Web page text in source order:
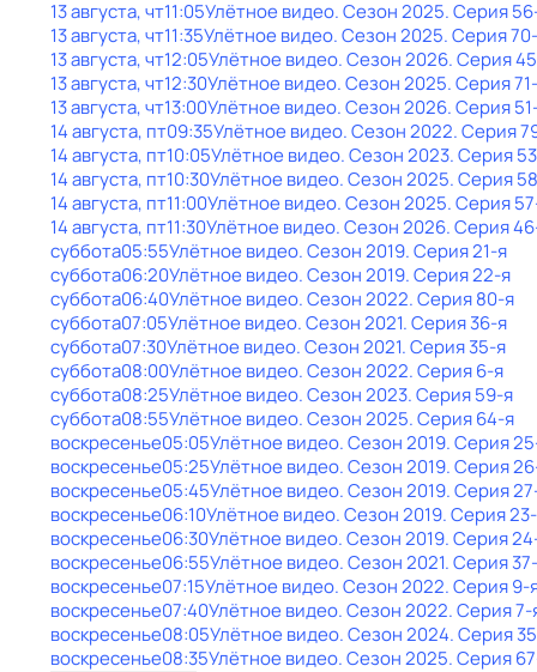
13 августа, чт11:05Улётное видео. Сезон 2025. Серия
13 августа, чт11:35Улётное видео. Сезон 2025. Серия
13 августа, чт12:05Улётное видео. Сезон 2026. Серия
13 августа, чт12:30Улётное видео. Сезон 2025. Серия
13 августа, чт13:00Улётное видео. Сезон 2026. Серия
14 августа, пт09:35Улётное видео. Сезон 2022. Серия
14 августа, пт10:05Улётное видео. Сезон 2023. Серия
14 августа, пт10:30Улётное видео. Сезон 2025. Серия
14 августа, пт11:00Улётное видео. Сезон 2025. Серия
14 августа, пт11:30Улётное видео. Сезон 2026. Серия
суббота05:55Улётное видео. Сезон 2019. Серия 21-я
суббота06:20Улётное видео. Сезон 2019. Серия 22-я
суббота06:40Улётное видео. Сезон 2022. Серия 80-я
суббота07:05Улётное видео. Сезон 2021. Серия 36-я
суббота07:30Улётное видео. Сезон 2021. Серия 35-я
суббота08:00Улётное видео. Сезон 2022. Серия 6-я
суббота08:25Улётное видео. Сезон 2023. Серия 59-я
суббота08:55Улётное видео. Сезон 2025. Серия 64-я
воскресенье05:05Улётное видео. Сезон 2019. Серия
воскресенье05:25Улётное видео. Сезон 2019. Серия
воскресенье05:45Улётное видео. Сезон 2019. Серия
воскресенье06:10Улётное видео. Сезон 2019. Серия
воскресенье06:30Улётное видео. Сезон 2019. Серия
воскресенье06:55Улётное видео. Сезон 2021. Серия
воскресенье07:15Улётное видео. Сезон 2022. Серия 9-
воскресенье07:40Улётное видео. Сезон 2022. Серия 7-
воскресенье08:05Улётное видео. Сезон 2024. Серия
воскресенье08:35Улётное видео. Сезон 2025. Серия